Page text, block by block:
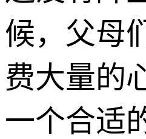
候，父母
费大量的
一个合适